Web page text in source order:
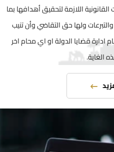
اللازمة لتحقيق أهدافها بما
ولها حق التقاضي وأن تنيب
ادارة قضايا الدولة او اي محام اخر
الغاية.